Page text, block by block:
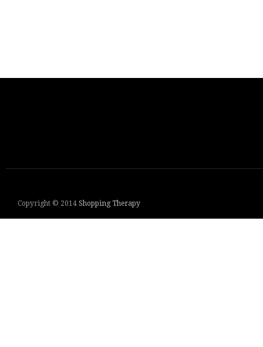
Copyright © 2014 Shopping Therapy